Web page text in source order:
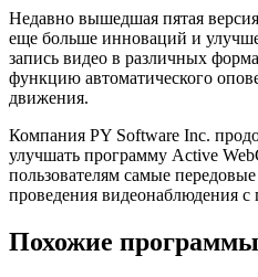
Недавно вышедшая пятая
еще больше инноваций и
запись видео в различных
функцию автоматического
движения.
Компания PY Software Inc.
улучшать программу Active
пользователям самые
проведения видеонаблюдения
Похожие программы